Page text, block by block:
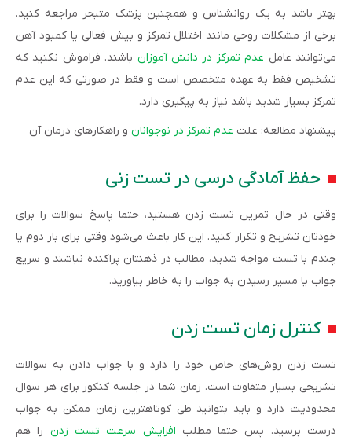
بهتر باشد به یک روانشناس و همچنین پزشک متبحر مراجعه کنید.
برخی از مشکلات روحی مانند اختلال تمرکز و بیش فعالی یا کمبود آهن
می‌توانند عامل عدم تمرکز در دانش آموزان باشند. فراموش نکنید که
تشخیص فقط به عهده متخصص است و فقط در صورتی که این عدم
تمرکز بسیار شدید باشد نیاز به پیگیری دارد.
پیشنهاد مطالعه: علت عدم تمرکز در نوجوانان و راهکارهای درمان آن
حفظ آمادگی درسی در تست زنی
وقتی در حال تمرین تست زدن هستید، حتما پاسخ سوالات را برای
خودتان تشریح و تکرار کنید. این کار باعث می‌شود وقتی برای بار دوم یا
چندم با تست مواجه شدید، مطالب در ذهنتان پراکنده نباشند و سریع
جواب یا مسیر رسیدن به جواب را به خاطر بیاورید.
کنترل زمان تست زدن
تست زدن روش‌های خاص خود را دارد و با جواب دادن به سوالات
تشریحی بسیار متفاوت است. زمان شما در جلسه کنکور برای هر سوال
محدودیت دارد و باید بتوانید طی کوتاهترین زمان ممکن به جواب
درست برسید. پس حتما مطلب افزایش سرعت تست زدن را هم